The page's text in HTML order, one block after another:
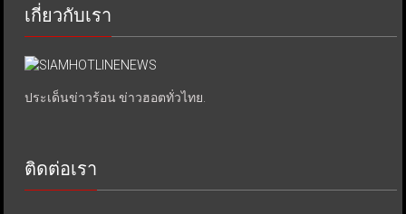
เกี่ยวกับเรา
ประเด็นข่าวร้อน ข่าวฮอตทั่วไทย.
ติดต่อเรา